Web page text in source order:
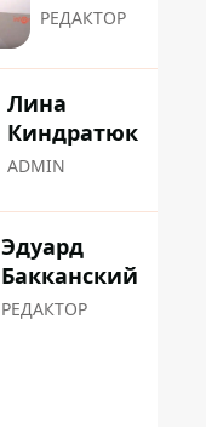
РЕДАКТОР
Лина
Киндратюк
ADMIN
Эдуард
Бакканский
РЕДАКТОР